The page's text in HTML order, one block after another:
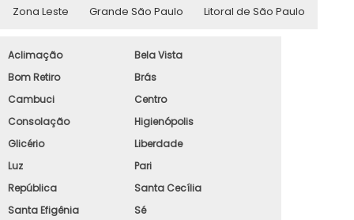
Zona Leste Grande São Paulo Litoral de São Paulo
Aclimação
Bela Vista
Bom Retiro
Brás
Cambuci
Centro
Consolação
Higienópolis
Glicério
Liberdade
Luz
Pari
República
Santa Cecília
Santa Efigênia
Sé